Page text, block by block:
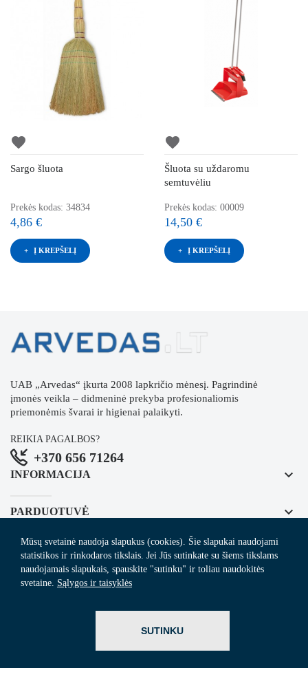
favorite
Sargo šluota
Prekės kodas: 34834
4,86 €
Į KREPŠELĮ
favorite
Šluota su uždaromu
semtuvėliu
Prekės kodas: 00009
14,50 €
Į KREPŠELĮ
UAB „Arvedas“ įkurta 2008 lapkričio mėnesį. Pagrindinė
įmonės veikla – didmeninė prekyba profesionaliomis
priemonėmis švarai ir higienai palaikyti.
REIKIA PAGALBOS?
+370 656 71264
INFORMACIJA keyboard_arrow_down
PARDUOTUVĖ keyboard_arrow_down
REGISTRUOKITĖS NAUJIENLAIŠKIUI
- švaros prekių el. parduotuvė.
Mūsų svetainė naudoja slapukus (cookies). Šie slapukai naudojami
statistikos ir rinkodaros tikslais. Jei Jūs sutinkate su šiems tikslams
naudojamais slapukais, spauskite "sutinku" ir toliau naudokitės
svetaine. Sąlygos ir taisyklės
SUTINKU